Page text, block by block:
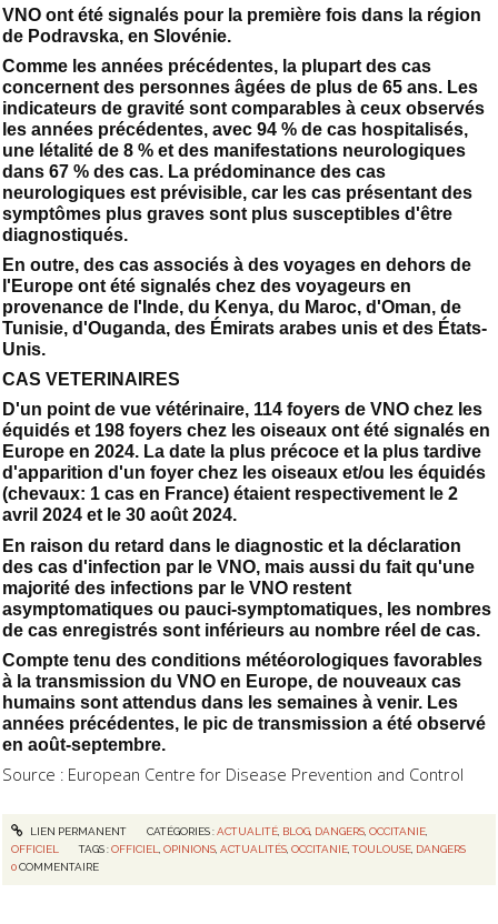
VNO ont été signalés pour la première fois dans la région
de Podravska, en Slovénie.
Comme les années précédentes, la plupart des cas
concernent des personnes âgées de plus de 65 ans. Les
indicateurs de gravité sont comparables à ceux observés
les années précédentes, avec 94 % de cas hospitalisés,
une létalité de 8 % et des manifestations neurologiques
dans 67 % des cas. La prédominance des cas
neurologiques est prévisible, car les cas présentant des
symptômes plus graves sont plus susceptibles d'être
diagnostiqués.
En outre, des cas associés à des voyages en dehors de
l'Europe ont été signalés chez des voyageurs en
provenance de l'Inde, du Kenya, du Maroc, d'Oman, de
Tunisie, d'Ouganda, des Émirats arabes unis et des États-
Unis.
CAS VETERINAIRES
D'un point de vue vétérinaire, 114 foyers de VNO chez les
équidés et 198 foyers chez les oiseaux ont été signalés en
Europe en 2024. La date la plus précoce et la plus tardive
d'apparition d'un foyer chez les oiseaux et/ou les équidés
(chevaux: 1 cas en France) étaient respectivement le 2
avril 2024 et le 30 août 2024.
En raison du retard dans le diagnostic et la déclaration
des cas d'infection par le VNO, mais aussi du fait qu'une
majorité des infections par le VNO restent
asymptomatiques ou pauci-symptomatiques, les nombres
de cas enregistrés sont inférieurs au nombre réel de cas.
Compte tenu des conditions météorologiques favorables
à la transmission du VNO en Europe, de nouveaux cas
humains sont attendus dans les semaines à venir. Les
années précédentes, le pic de transmission a été observé
en août-septembre.
Source : European Centre for Disease Prevention and Control
LIEN PERMANENT CATÉGORIES :ACTUALITÉ, BLOG, DANGERS, OCCITANIE,
OFFICIEL
TAGS :OFFICIEL,OPINIONS,ACTUALITÉS,OCCITANIE,TOULOUSE, DANGERS
0COMMENTAIRE